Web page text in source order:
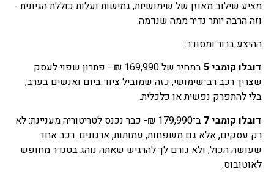
מציע שילוב מאוזן של שימושיות, גמישות ועלות כוללת הגיונית -
וזה הרבה יותר נדיר ממה שנדמה.
ההיצע ברור ומסודר:
דובלו קומבי 5
במחיר של 169,990 ₪ - פתרון שפוי לעסק
שצריך רכב רב־שימושי, כזה שמוביל ציוד ביום ואנשים בערב,
בלי להתפרק נפשית או כלכלית.
דובלו קומבי 7
ב־179,990 ₪- כבר נכנס לטריטוריה מעניינת: לא
רק עסקים, אלא גם משפחות, עמותות, ארגונים. רכב אחד
שעושה הכול, ולא גורם לך להרגיש שאתה נוהג בטנדר מחופש
לאוטובוס.